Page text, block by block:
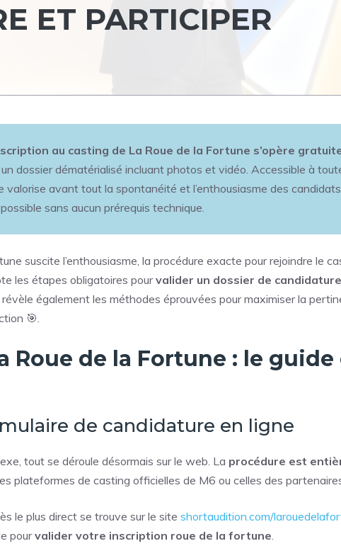
ET PARTICIPER
au casting de La Roue de la Fortune s’opère
dossier dématérialisé incluant photos et vidéo. Accessible à
valorise avant tout la spontanéité et l’enthousiasme des
sans aucun prérequis technique.
suscite l’enthousiasme, la procédure exacte pour rejoindre le
les étapes obligatoires pourvalider un dossier de candidature
également les méthodes éprouvées pour maximiser la
🎯.
Roue de la Fortune : le
de candidature en ligne
tout se déroule désormais sur le web. La procédure est
plateformes de casting officielles de M6 ou celles des
le plus direct se trouve sur le site shortaudition.com/
pourvalider votre inscription roue de la fortune.